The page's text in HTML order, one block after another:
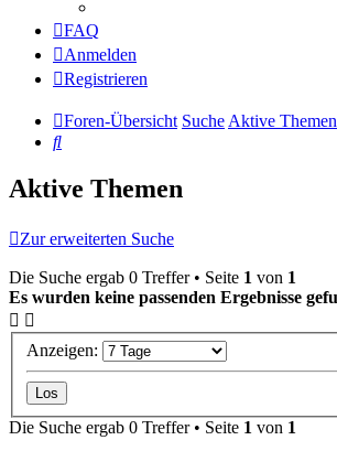
FAQ
Anmelden
Registrieren
Foren-Übersicht SucheAktive Themen
Suche
Aktive Themen
Zur erweiterten Suche
Die Suche ergab 0 Treffer • Seite 1 von 1
Es wurden keine passenden Ergebnisse
Anzeigen:
Die Suche ergab 0 Treffer • Seite 1 von 1